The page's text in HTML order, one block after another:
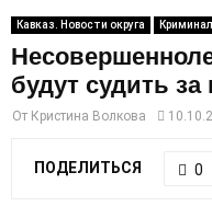
M
A
Кавказ. Новости округа Криминал
будут судить
От Кристина Волкова
ПОДЕЛИТЬСЯ 0